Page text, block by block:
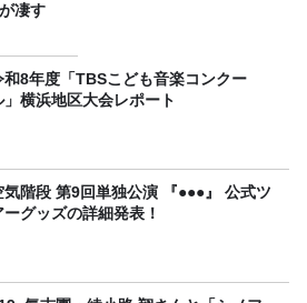
凄す
和8年度「TBSこども音楽コンクー
」横浜地区大会レポート
気階段 第9回単独公演 『●●●』 公式ツ
ーグッズの詳細発表！